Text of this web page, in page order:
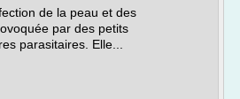
de la peau et des
par des petits
parasitaires. Elle...